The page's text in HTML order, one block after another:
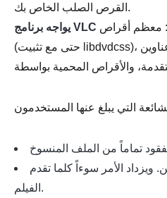
القرص الصلب الخاص بك.
: معظم أقراص DVD التجارية
(حتى مع تثبيت libdvdcss)، عناوين Disney/Sony/Paramount
ويزداد الأمر سوءاً كلما تقدم
الفيلم.